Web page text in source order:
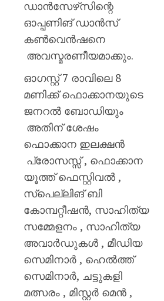
ഡാൻസേഴ്‌സിന്റെ
ഓപ്പണിങ് ഡാൻസ്
കൺവെൻഷനെ
അവസ്മരണീയമാക്കും.
ഓഗസ്റ്റ് 7 രാവിലെ 8
മണിക്ക് ഫൊക്കാനയുടെ
ജനറൽ ബോഡിയും
അതിന് ശേഷം
ഫൊക്കാന ഇലക്ഷൻ
പ്രോസസ്സ് , ഫൊക്കാന
യൂത്ത് ഫെസ്റ്റിവൽ ,
സ്പെല്ലിങ് ബി
കോമ്പറ്റീഷൻ, സാഹിത്യ
സമ്മേളനം , സാഹിത്യ
അവാർഡുകൾ , മീഡിയ
സെമിനാർ , ഹെൽത്ത്
സെമിനാർ, ചട്ടുകളി
മത്സരം , മിസ്റ്റർ മെൻ ,